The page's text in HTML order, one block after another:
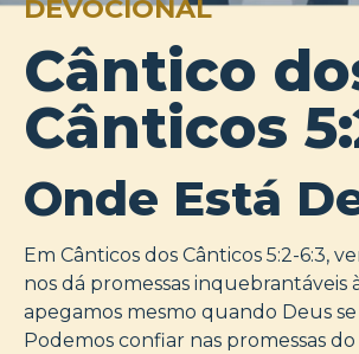
DEVOCIONAL
Cântico
Cânticos
Onde Está
Em Cânticos dos Cânticos 5:2-6:3,
nos dá promessas inquebrantáveis
apegamos mesmo quando Deus
Podemos confiar nas promessas